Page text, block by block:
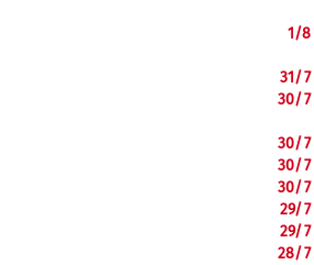
1/8
31/7
30/7
30/7
30/7
30/7
29/7
29/7
28/7